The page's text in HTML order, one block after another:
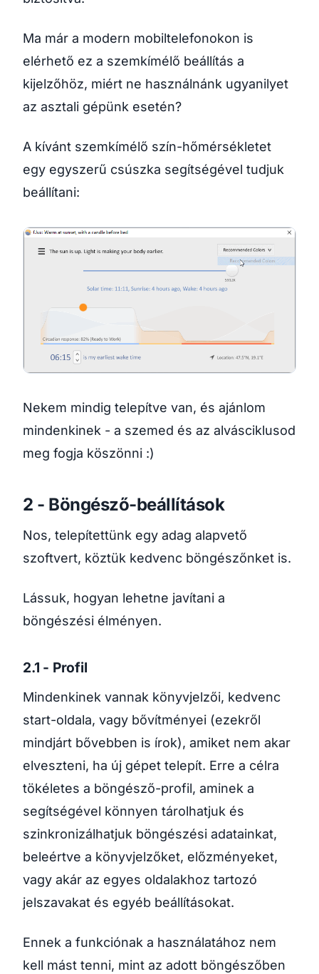
Ma már a modern mobiltelefonokon is
elérhető ez a szemkímélő beállítás a
kijelzőhöz, miért ne használnánk ugyanilyet
az asztali gépünk esetén?
A kívánt szemkímélő szín-hőmérsékletet
egy egyszerű csúszka segítségével tudjuk
beállítani:
Nekem mindig telepítve van, és ajánlom
mindenkinek - a szemed és az alvásciklusod
meg fogja köszönni :)
2 - Böngésző-beállítások
Nos, telepítettünk egy adag alapvető
szoftvert, köztük kedvenc böngészőnket is.
Lássuk, hogyan lehetne javítani a
böngészési élményen.
2.1 - Profil
Mindenkinek vannak könyvjelzői, kedvenc
start-oldala, vagy bővítményei (ezekről
mindjárt bővebben is írok), amiket nem akar
elveszteni, ha új gépet telepít. Erre a célra
tökéletes a böngésző-profil, aminek a
segítségével könnyen tárolhatjuk és
szinkronizálhatjuk böngészési adatainkat,
beleértve a könyvjelzőket, előzményeket,
vagy akár az egyes oldalakhoz tartozó
jelszavakat és egyéb beállításokat.
Ennek a funkciónak a használatához nem
kell mást tenni, mint az adott böngészőben